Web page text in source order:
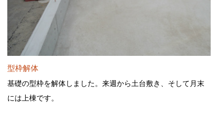
型枠解体
基礎の型枠を解体しました。来週から土台敷き、そして月末
には上棟です。